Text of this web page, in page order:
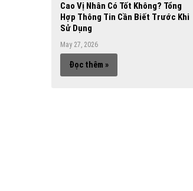
Cao Vị Nhân Có Tốt Không? Tổng
Hợp Thông Tin Cần Biết Trước Khi
Sử Dụng
May 27, 2026
Đọc thêm »